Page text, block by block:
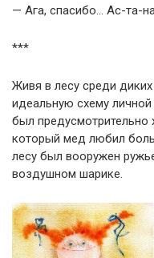
— Ага, спасибо… Ас-та-
***
Живя в лесу среди
идеальную схему
был
который мед любил
лесу был вооружен
воздушном шарике.